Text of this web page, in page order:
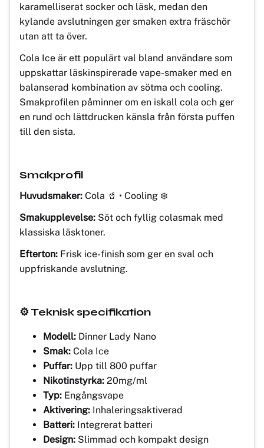
karamelliserat socker och läsk, medan den
kylande avslutningen ger smaken extra fräschör
utan att ta över.
Cola Ice är ett populärt val bland användare som
uppskattar läskinspirerade vape-smaker med en
balanserad kombination av sötma och cooling.
Smakprofilen påminner om en iskall cola och ger
en rund och lättdrucken känsla från första puffen
till den sista.
Smakprofil
Huvudsmaker: Cola 🥤 • Cooling ❄️
Smakupplevelse: Söt och fyllig colasmak med
klassiska läsktoner.
Efterton: Frisk ice-finish som ger en sval och
uppfriskande avslutning.
⚙️ Teknisk specifikation
Modell: Dinner Lady Nano
Smak: Cola Ice
Puffar: Upp till 800 puffar
Nikotinstyrka: 20mg/ml
Typ: Engångsvape
Aktivering: Inhaleringsaktiverad
Batteri: Integrerat batteri
Design: Slimmad och kompakt design